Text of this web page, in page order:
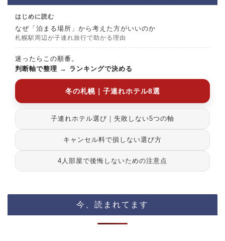
はじめに読む
なぜ「泊まる場所」から考えた方がいいのか
札幌駅周辺が子連れ旅行で助かる理由
迷ったらこの順番。
判断軸で整理 → ランキングで決める
冬の札幌｜子連れホテル8選
子連れホテル選び｜失敗しない5つの軸
キャンセル料で損しない選び方
4人部屋で後悔しないための注意点
今、読まれてます